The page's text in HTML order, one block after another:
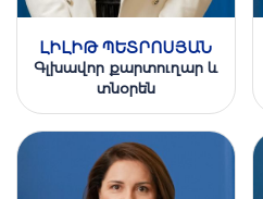
ԼԻԼԻԹ ՊԵՏՐՈՍՅԱՆ
Գլխավոր քարտուղար և
տնօրեն